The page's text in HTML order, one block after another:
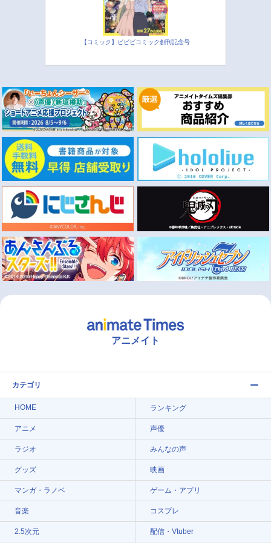
【コミック】ビビビコミック創刊記念号
アニメイト
カテゴリ
HOME ランキング
アニメ 声優
ラジオ みんなの声
グッズ 映画
マンガ・ラノベ ゲーム・アプリ
音楽 コスプレ
2.5次元 配信・Vtuber